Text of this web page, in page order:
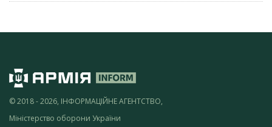
© 2018 - 2026, ІНФОРМАЦІЙНЕ АГЕНТСТВО,
Міністерство оборони України